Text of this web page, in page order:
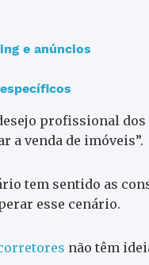
e anúncios
profissional
a venda de imóveis”.
tem sentido as
esse cenário.
não têm